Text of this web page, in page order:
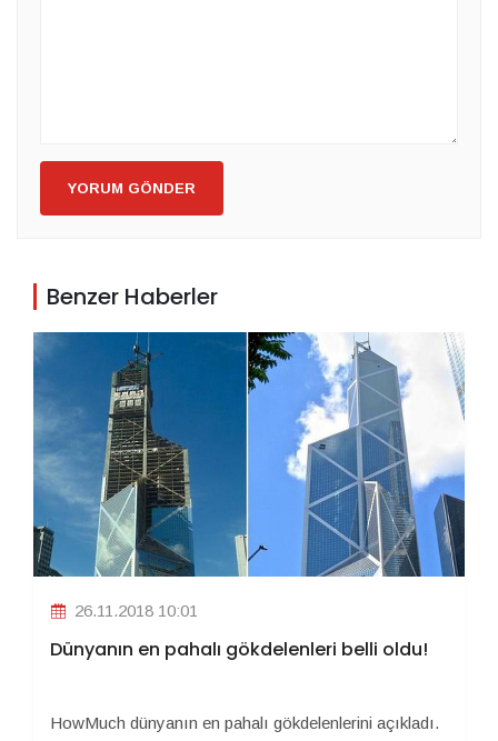
YORUM GÖNDER
Benzer Haberler
26.11.2018 10:01
Dünyanın en pahalı gökdelenleri belli oldu!
HowMuch dünyanın en pahalı gökdelenlerini açıkladı.